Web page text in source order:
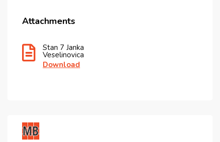
Attachments
Stan 7 Janka
Veselinovica
Download